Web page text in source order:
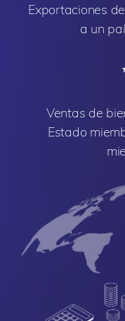
Exportaciones
a un
Ventas de
Estado